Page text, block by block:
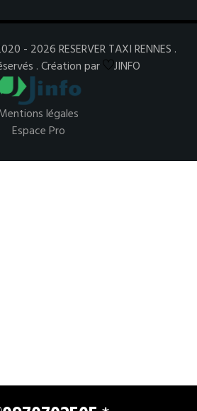
- 2026 RESERVER TAXI RENNES .
. Création par
JINFO
légales
Espace Pro